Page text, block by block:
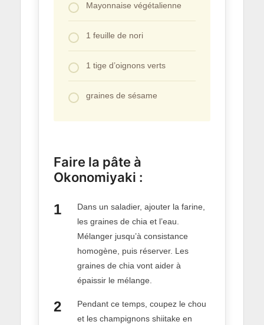
Mayonnaise végétalienne
1 feuille de nori
1 tige d’oignons verts
graines de sésame
Faire la pâte à
Okonomiyaki :
Dans un saladier, ajouter la farine,
les graines de chia et l’eau.
Mélanger jusqu’à consistance
homogène, puis réserver. Les
graines de chia vont aider à
épaissir le mélange.
Pendant ce temps, coupez le chou
et les champignons shiitake en